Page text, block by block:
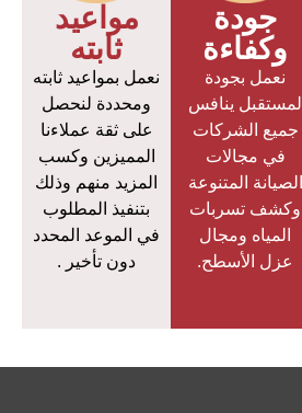
جودة
وكفاءة
نعمل بجودة
لمستقبل ينافس
جميع الشركات
في مجالات
الصيانة المتنوعة
وكشف تسربات
المياه ومجال
عزل الأسطح.
مواعيد
ثابته
نعمل بمواعيد ثابته
ومحددة لنحصل
على ثقة عملاءنا
المميزين وكسب
المزيد منهم وذلك
بتنفيذ المطلوب
في الموعد المحدد
دون تأخير .